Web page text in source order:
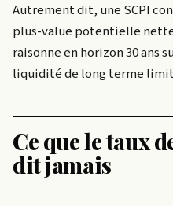
Autrement dit, une SCPI
plus-value potentielle
raisonne en horizon 30 ans
liquidité de long terme
Ce que le taux
dit jamais